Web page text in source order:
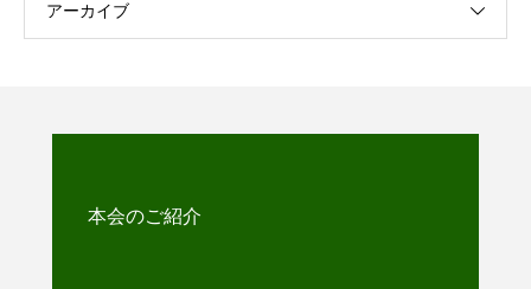
アーカイブ
本会のご紹介